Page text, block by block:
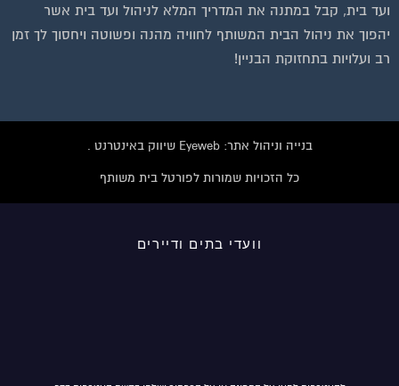
ועד בית, קבל במתנה את המדריך המלא לניהול ועד בית אשר
יהפוך את ניהול הבית המשותף לחוויה מהנה ופשוטה ויחסוך לך זמן
רב ועלויות בתחזוקת הבניין!
בנייה וניהול אתר: Eyeweb שיווק באינטרנט .
כל הזכויות שמורות לפורטל בית משותף
וועדי בתים ודיירים